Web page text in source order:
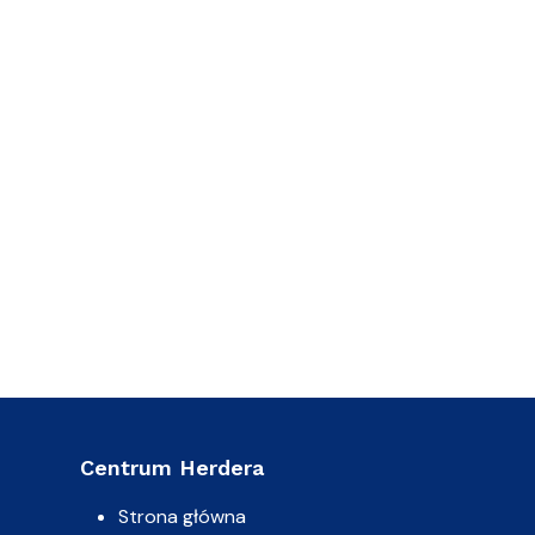
Centrum Herdera
Strona główna